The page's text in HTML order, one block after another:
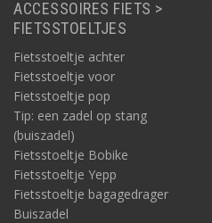
ACCESSOIRES FIETS >
FIETSSTOELTJES
Fietsstoeltje achter
Fietsstoeltje voor
Fietsstoeltje pop
Tip: een zadel op stang
(buiszadel)
Fietsstoeltje Bobike
Fietsstoeltje Yepp
Fietsstoeltje bagagedrager
Buiszadel